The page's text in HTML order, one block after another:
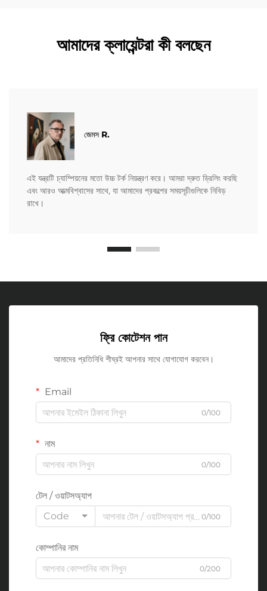
আমাদের ক্লায়েন্টরা কী বলছেন
জেমস R.
এই যন্ত্রটি চ্যাম্পিয়নের মতো উচ্চ টর্ক নিয়ন্ত্রণ করে। আমরা দ্রুত ড্রিলিং করছি
এবং আরও আত্মবিশ্বাসের সাথে, যা আমাদের প্রকল্পের সময়সূচীগুলিকে নিবিড়
রাখে।
ফ্রি কোটেশন পান
আমাদের প্রতিনিধি শীঘ্রই আপনার সাথে যোগাযোগ করবেন।
Email
0/100
নাম
0/100
টেল / ওয়াটসঅ্যাপ
Code
0/100
কোম্পানির নাম
0/200